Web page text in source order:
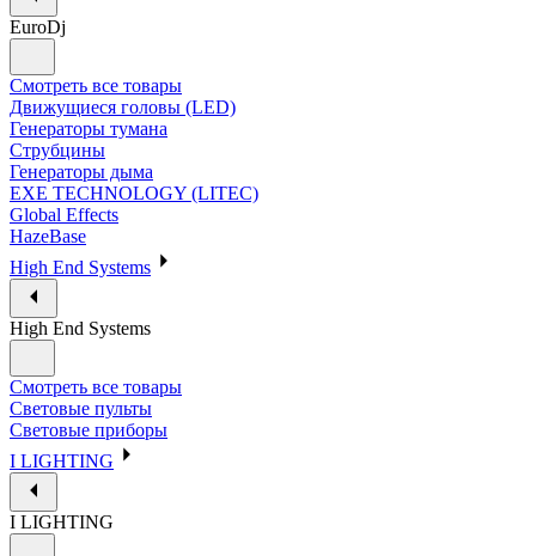
EuroDj
Смотреть все товары
Движущиеся головы (LED)
Генераторы тумана
Струбцины
Генераторы дыма
EXE TECHNOLOGY (LITEC)
Global Effects
HazeBase
High End Systems
High End Systems
Смотреть все товары
Световые пульты
Световые приборы
I LIGHTING
I LIGHTING